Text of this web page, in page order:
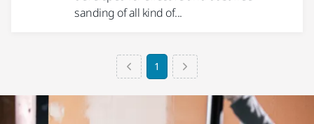
sanding of all kind of...
1